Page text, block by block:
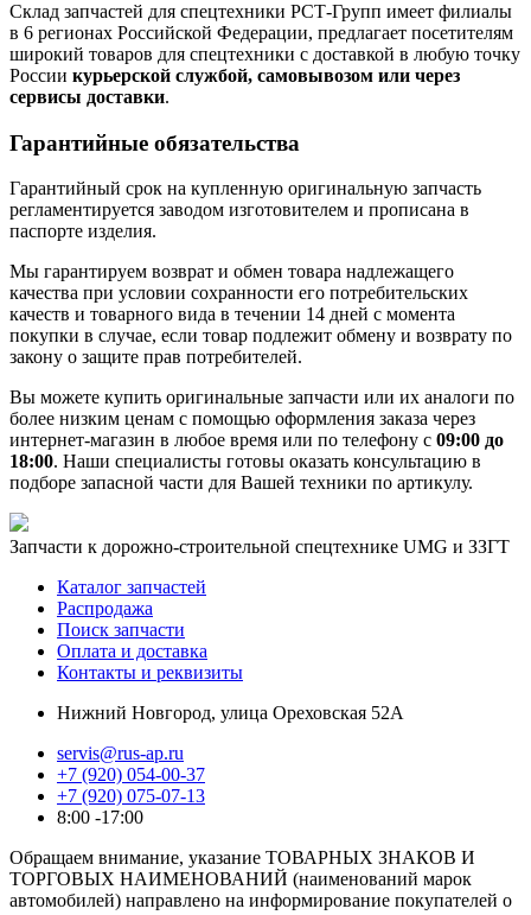
Склад запчастей для спецтехники РСТ-Групп имеет филиалы
в 6 регионах Российской Федерации, предлагает посетителям
широкий товаров для спецтехники с доставкой в любую точку
России курьерской службой, самовывозом или через
сервисы доставки.
Гарантийные обязательства
Гарантийный срок на купленную оригинальную запчасть
регламентируется заводом изготовителем и прописана в
паспорте изделия.
Мы гарантируем возврат и обмен товара надлежащего
качества при условии сохранности его потребительских
качеств и товарного вида в течении 14 дней с момента
покупки в случае, если товар подлежит обмену и возврату по
закону о защите прав потребителей.
Вы можете купить оригинальные запчасти или их аналоги по
более низким ценам с помощью оформления заказа через
интернет-магазин в любое время или по телефону с 09:00 до
18:00. Наши специалисты готовы оказать консультацию в
подборе запасной части для Вашей техники по артикулу.
Запчасти к дорожно-строительной спецтехнике UMG и ЗЗГТ
Каталог запчастей
Распродажа
Поиск запчасти
Оплата и доставка
Контакты и реквизиты
Нижний Новгород, улица Ореховская 52А
servis@rus-ap.ru
+7 (920) 054-00-37
+7 (920) 075-07-13
8:00 -17:00
Обращаем внимание, указание ТОВАРНЫХ ЗНАКОВ И
ТОРГОВЫХ НАИМЕНОВАНИЙ (наименований марок
автомобилей) направлено на информирование покупателей о